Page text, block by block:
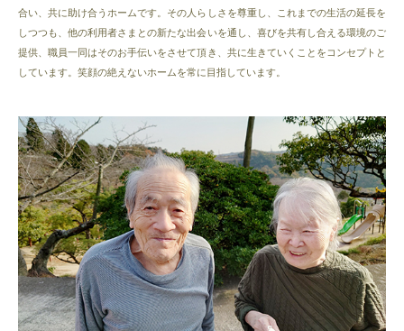
合い、共に助け合うホームです。その人らしさを尊重し、これまでの生活の延長を
しつつも、他の利用者さまとの新たな出会いを通し、喜びを共有し合える環境のご
提供、職員一同はそのお手伝いをさせて頂き、共に生きていくことをコンセプトと
しています。笑顔の絶えないホームを常に目指しています。